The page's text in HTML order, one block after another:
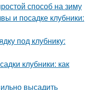
способ на зиму
и посадке клубники:
под клубнику:
клубники: как
высадить